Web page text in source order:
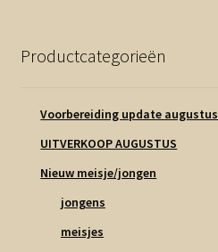
Productcategorieën
Voorbereiding update augustus
UITVERKOOP AUGUSTUS
Nieuw meisje/jongen
jongens
meisjes